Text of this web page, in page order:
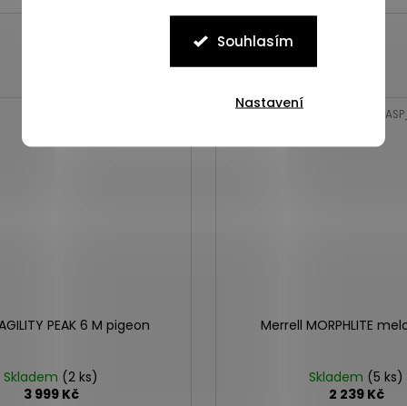
Souhlasím
Nastavení
PEAK 6 M pigeon
Skladem (2 ks)
3 999 Kč
Merrell MORPHLITE
Skladem (5 ks)
2 239 Kč